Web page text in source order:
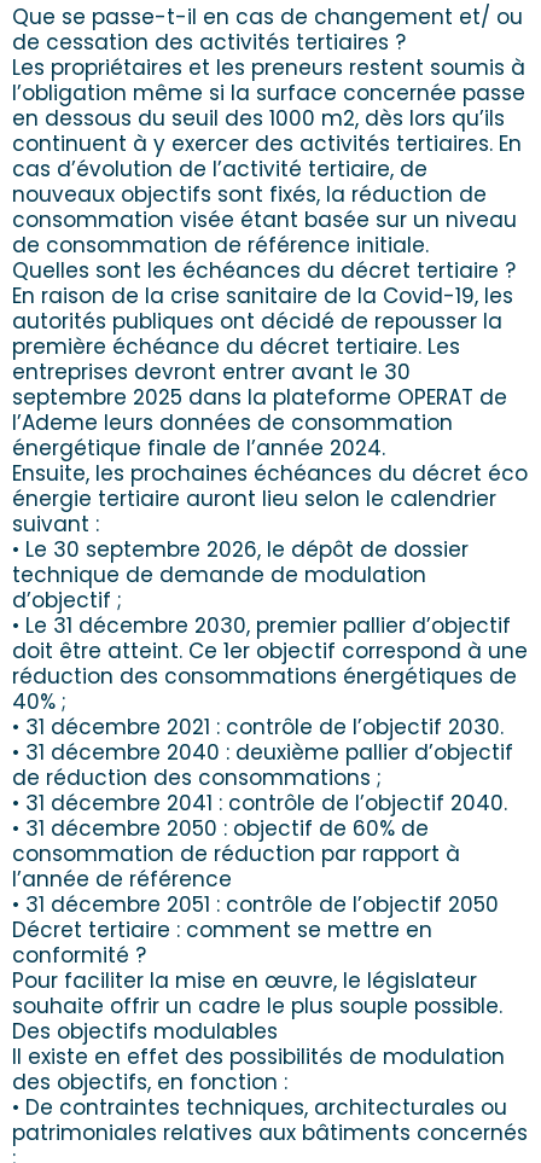
Que se passe-t-il en cas de changement et/ ou
de cessation des activités tertiaires ?
Les propriétaires et les preneurs restent soumis à
l’obligation même si la surface concernée passe
en dessous du seuil des 1000 m2, dès lors qu’ils
continuent à y exercer des activités tertiaires. En
cas d’évolution de l’activité tertiaire, de
nouveaux objectifs sont fixés, la réduction de
consommation visée étant basée sur un niveau
de consommation de référence initiale.
Quelles sont les échéances du décret tertiaire ?
En raison de la crise sanitaire de la Covid-19, les
autorités publiques ont décidé de repousser la
première échéance du décret tertiaire. Les
entreprises devront entrer avant le 30
septembre 2025 dans la plateforme OPERAT de
l’Ademe leurs données de consommation
énergétique finale de l’année 2024.
Ensuite, les prochaines échéances du décret éco
énergie tertiaire auront lieu selon le calendrier
suivant :
• Le 30 septembre 2026, le dépôt de dossier
technique de demande de modulation
d’objectif ;
• Le 31 décembre 2030, premier pallier d’objectif
doit être atteint. Ce 1er objectif correspond à une
réduction des consommations énergétiques de
40% ;
• 31 décembre 2021 : contrôle de l’objectif 2030.
• 31 décembre 2040 : deuxième pallier d’objectif
de réduction des consommations ;
• 31 décembre 2041 : contrôle de l’objectif 2040.
• 31 décembre 2050 : objectif de 60% de
consommation de réduction par rapport à
l’année de référence
• 31 décembre 2051 : contrôle de l’objectif 2050
Décret tertiaire : comment se mettre en
conformité ?
Pour faciliter la mise en œuvre, le législateur
souhaite offrir un cadre le plus souple possible.
Des objectifs modulables
Il existe en effet des possibilités de modulation
des objectifs, en fonction :
• De contraintes techniques, architecturales ou
patrimoniales relatives aux bâtiments concernés